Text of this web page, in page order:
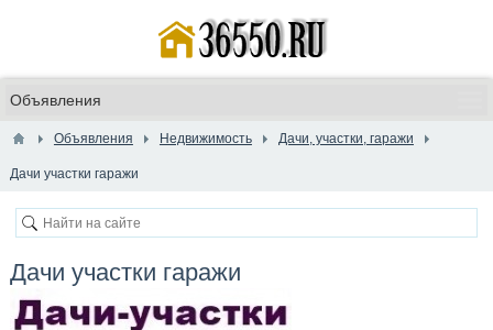
Объявления Недвижимость Дачи, участки, гаражи
Дачи участки гаражи
Дачи участки гаражи